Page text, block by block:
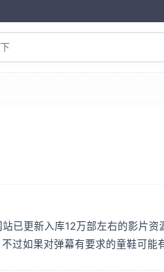
已更新入库12万部左右的影片
过如果对弹幕有要求的童鞋可能